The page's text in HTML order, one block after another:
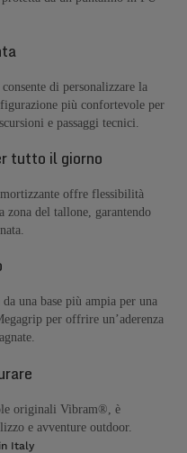
di personalizzare la
più confortevole per
e passaggi tecnici.
tutto il giorno
offre flessibilità
zona del tallone, garantendo
una base più ampia per una
per offrire un’aderenza
originali Vibram®, è
e avventure outdoor.
Italy